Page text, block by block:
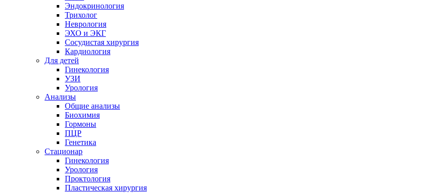
Эндокринология
Трихолог
Неврология
ЭХО и ЭКГ
Сосудистая хирургия
Кардиология
Для детей
Гинекология
УЗИ
Урология
Анализы
Общие анализы
Биохимия
Гормоны
ПЦР
Генетика
Стационар
Гинекология
Урология
Проктология
Пластическая хирургия